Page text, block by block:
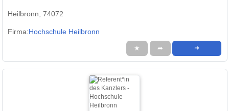
Heilbronn, 74072
Firma:Hochschule Heilbronn
★ ➦ ➜